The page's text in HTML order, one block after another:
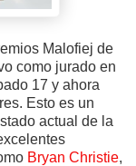
Malofiej de
como jurado en
17 y ahora
Esto es un
actual de la
Bryan Christie,